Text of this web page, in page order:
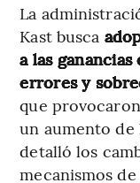
La
Kast busca
a las
errores y
que
un aumento de
detalló los
mecanismos